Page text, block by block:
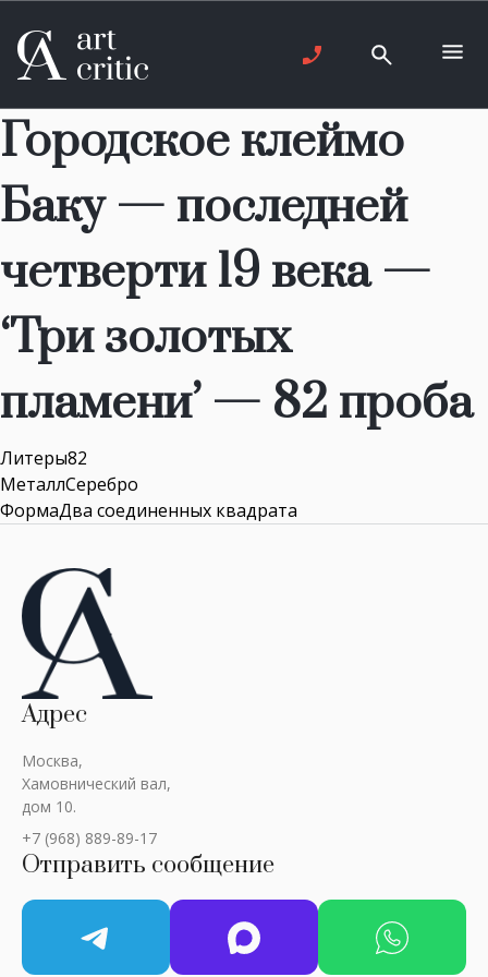
Городское клеймо
Баку — последней
четверти 19 века —
‘Три золотых
пламени’ — 82 проба
Литеры82
МеталлСеребро
ФормаДва соединенных квадрата
Адрес
Москва,
Хамовнический вал,
дом 10.
+7 (968) 889-89-17
Отправить сообщение